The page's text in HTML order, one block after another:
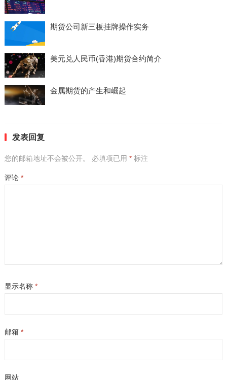
期货公司新三板挂牌操作实务
美元兑人民币(香港)期货合约简介
金属期货的产生和崛起
发表回复
您的邮箱地址不会被公开。 必填项已用 *标注
评论 *
显示名称 *
邮箱 *
网站